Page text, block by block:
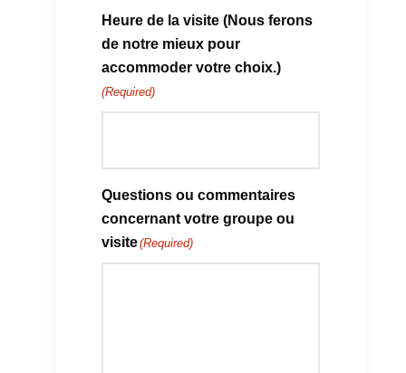
Heure de la visite (Nous ferons
de notre mieux pour
accommoder votre choix.)
(Required)
Questions ou commentaires
concernant votre groupe ou
visite(Required)